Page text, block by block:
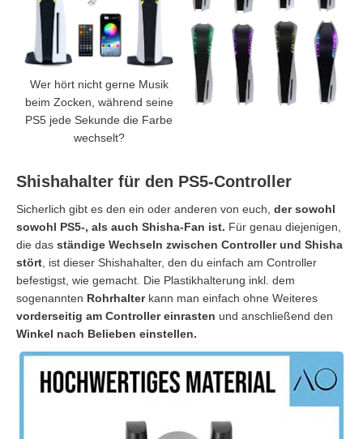
Wer hört nicht gerne Musik
beim Zocken, während seine
PS5 jede Sekunde die Farbe
wechselt?
Shishahalter für den PS5-Controller
Sicherlich gibt es den ein oder anderen von euch, der sowohl
sowohl PS5-, als auch Shisha-Fan ist. Für genau diejenigen,
die das ständige Wechseln zwischen Controller und Shisha
stört, ist dieser Shishahalter, den du einfach am Controller
befestigst, wie gemacht. Die Plastikhalterung inkl. dem
sogenannten Rohrhalterkann man einfach ohne Weiteres
vorderseitig am Controller einrasten und anschließend den
Winkel nach Belieben einstellen.